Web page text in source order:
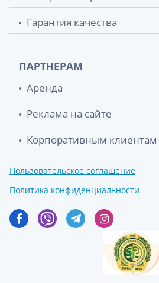
Гарантия качества
ПАРТНЕРАМ
Аренда
Реклама на сайте
Корпоративным клиентам
Пользовательское соглашение
Политика конфиденциальности